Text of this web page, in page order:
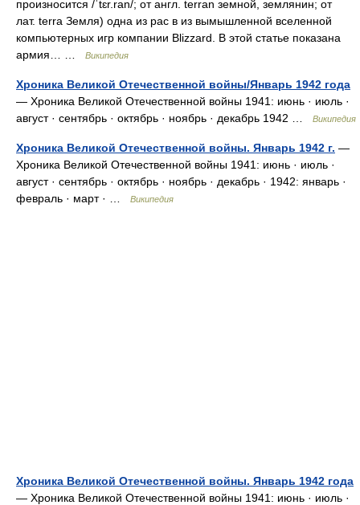
произносится /ˈtɛr.ran/; от англ. terran земной, землянин; от
лат. terra Земля) одна из рас в из вымышленной вселенной
компьютерных игр компании Blizzard. В этой статье показана
армия… …
Википедия
Хроника Великой Отечественной войны/Январь 1942 года
— Хроника Великой Отечественной войны 1941: июнь · июль ·
август · сентябрь · октябрь · ноябрь · декабрь 1942 …
Википедия
Хроника Великой Отечественной войны. Январь 1942 г. —
Хроника Великой Отечественной войны 1941: июнь · июль ·
август · сентябрь · октябрь · ноябрь · декабрь · 1942: январь ·
февраль · март · …
Википедия
Хроника Великой Отечественной войны. Январь 1942 года
— Хроника Великой Отечественной войны 1941: июнь · июль ·